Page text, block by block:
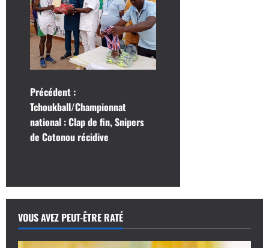
N
a
v
g
a
Précédent :
Tchoukball/Championnat
national : Clap de fin, Snipers
de Cotonou récidive
VOUS AVEZ PEUT-ÊTRE RATÉ